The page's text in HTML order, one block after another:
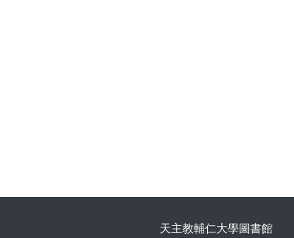
天主教輔仁大學圖書館